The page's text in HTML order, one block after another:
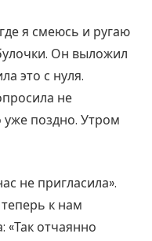
я смеюсь и ругаю
Он выложил
это с нуля.
не
поздно. Утром
не пригласила».
к нам
«Так отчаянно